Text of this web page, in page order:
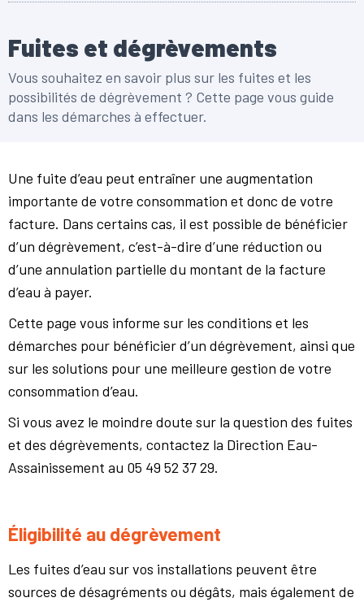
Fuites et dégrèvements
Vous souhaitez en savoir plus sur les fuites et les
possibilités de dégrèvement ? Cette page vous guide
dans les démarches à effectuer.
Une fuite d’eau peut entraîner une augmentation
importante de votre consommation et donc de votre
facture. Dans certains cas, il est possible de bénéficier
d’un dégrèvement, c’est-à-dire d’une réduction ou
d’une annulation partielle du montant de la facture
d’eau à payer.
Cette page vous informe sur les conditions et les
démarches pour bénéficier d’un dégrèvement, ainsi que
sur les solutions pour une meilleure gestion de votre
consommation d’eau.
Si vous avez le moindre doute sur la question des fuites
et des dégrèvements, contactez la Direction Eau-
Assainissement au 05 49 52 37 29.
Éligibilité au dégrèvement
Les fuites d’eau sur vos installations peuvent être
sources de désagréments ou dégâts, mais également de